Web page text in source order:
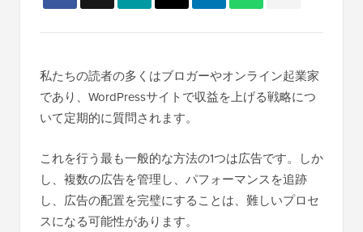
私たちの読者の多くはブロガーやオンライン起業家
であり、WordPressサイトで収益を上げる戦略につ
いて定期的に質問されます。
これを行う最も一般的な方法の1つは広告です。しか
し、複数の広告を管理し、パフォーマンスを追跡
し、広告の配置を完璧にすることは、難しいプロセ
スになる可能性があります。